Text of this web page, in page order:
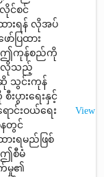
င်စင်
ားရန် လိုအပ်
ော်ပြထား
ဤကုန်စည်ကို
လိုသည့်
သွင်းကုန်
းပွားရေးနှင့်
ာင်းဝယ်ရေး
နတွင်
းရမည်ဖြစ်
ဤစီမံ
မှု၏
View